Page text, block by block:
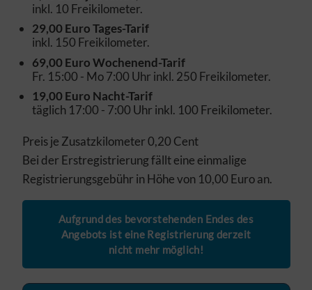
inkl. 10 Freikilometer.
29,00 Euro Tages-Tarif
inkl. 150 Freikilometer.
69,00 Euro Wochenend-Tarif
Fr. 15:00 - Mo 7:00 Uhr inkl. 250 Freikilometer.
19,00 Euro Nacht-Tarif
täglich 17:00 - 7:00 Uhr inkl. 100 Freikilometer.
Preis je Zusatzkilometer 0,20 Cent
Bei der Erstregistrierung fällt eine einmalige
Registrierungsgebühr in Höhe von 10,00 Euro an.
Aufgrund des bevorstehenden Endes des
Angebots ist eine Registrierung derzeit
nicht mehr möglich!